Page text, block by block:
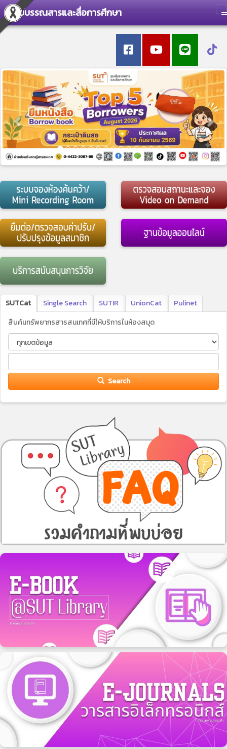
ศูนย์บรรณสารและสื่อการศึกษา
Previous
SUTCat Single Search SUTIR UnionCat
Pulinet
สืบค้นทรัพยากรสารสนเทศที่มีให้บริการในห้องสมุด
Search